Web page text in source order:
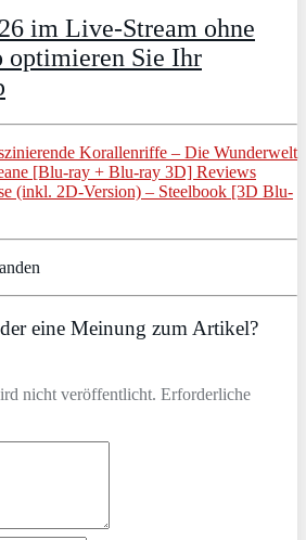
im Live-Stream ohne
optimieren Sie Ihr
Korallenriffe – Die Wunderwelt
[Blu-ray + Blu-ray 3D] Reviews
(inkl. 2D-Version) – Steelbook [3D Blu-
eine Meinung zum Artikel?
nicht veröffentlicht. Erforderliche